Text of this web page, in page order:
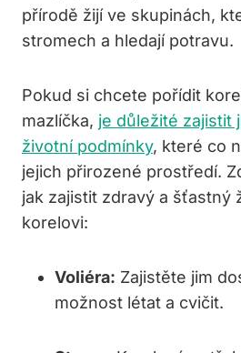
přírodě žijí ve skupinách,
stromech a hledají potravu.
Pokud si chcete pořídit
mazlíčka, je důležité zajistit
životní podmínky, které co
jejich přirozené prostředí.
jak zajistit zdravý a šťastný
korelovi:
Voliéra: Zajistěte jim
možnost létat a cvičit.